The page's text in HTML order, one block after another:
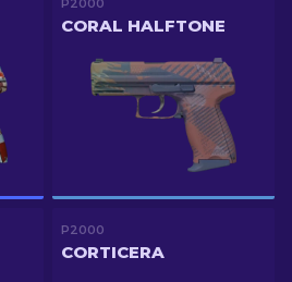
P2000
CORAL HALFTONE
P2000
CORTICERA